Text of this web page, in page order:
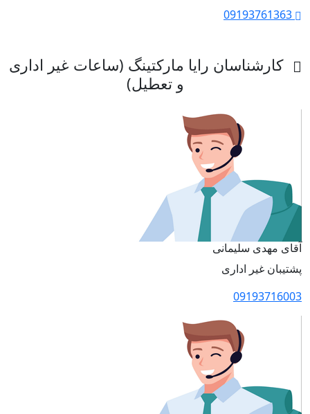
کارشناسان رایا مارکتینگ (ساعات غیر اداری
و تعطیل)
آقای مهدی سلیمانی
پشتیبان غیر اداری
09193716003